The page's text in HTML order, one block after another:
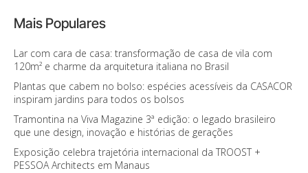
Mais Populares
Lar com cara de casa: transformação de casa de vila com
120m² e charme da arquitetura italiana no Brasil
Plantas que cabem no bolso: espécies acessíveis da CASACOR
inspiram jardins para todos os bolsos
Tramontina na Viva Magazine 3ª edição: o legado brasileiro
que une design, inovação e histórias de gerações
Exposição celebra trajetória internacional da TROOST +
PESSOA Architects em Manaus